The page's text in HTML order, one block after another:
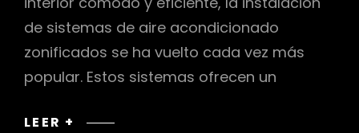
de sistemas de aire acondicionado
zonificados se ha vuelto cada vez más
popular. Estos sistemas ofrecen un
LEER +
INSTALACIÓN